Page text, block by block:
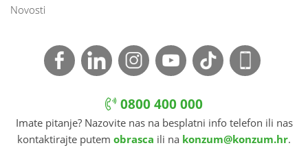
Novosti
0800 400 000
Imate pitanje? Nazovite nas na besplatni info telefon ili nas
kontaktirajte putem obrasca ili na konzum@konzum.hr.